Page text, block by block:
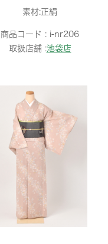
素材:正絹
商品コード : i-nr206
取扱店舗 :池袋店